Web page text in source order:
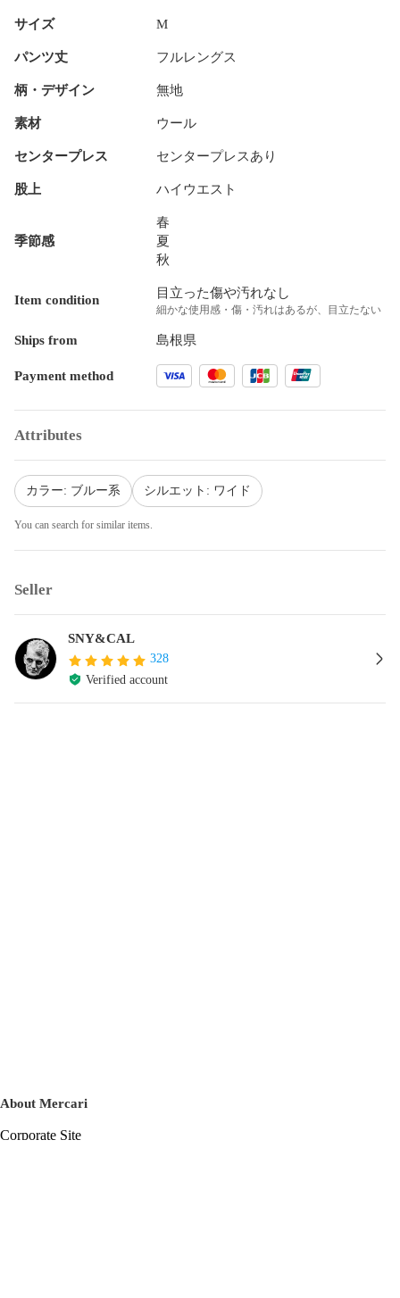
サイズ M
パンツ丈 フルレングス
柄・デザイン 無地
素材 ウール
センタープレス センタープレスあり
股上 ハイウエスト
季節感
春
夏
秋
Item condition 目立った傷や汚れなし
細かな使用感・傷・汚れはあるが、目立たない
Ships from 島根県
Payment method
Attributes
カラー: ブルー系 シルエット: ワイド
You can search for similar items.
Seller
SNY&CAL
328
Verified account
About Mercari
Corporate Site